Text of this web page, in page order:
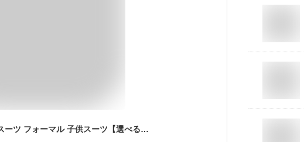
【レンタル】男の子 スーツ フォーマル 子供スーツ【選べる半袖長袖シャツ】【靴セット】男児ベストスーツ BOY-S26 黒【半ズボン 夏 男子 男の子 半袖 長袖 シャツ パンツ 100 110 120 130 キッズ 結婚式 入学式 入園式 卒園式 子供服 喪服 法事】【B06】送料無料